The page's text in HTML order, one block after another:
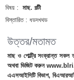
বিষয় :
মাছ. পল্টী
বিস্তারিত : ধডদখথড
উত্তর/মতামত
মাছ ও পোল্ট্রি সংক্রান্ত সকল
অথবা ভিজিট করুন
এএসআইসিটি বিভাগ,